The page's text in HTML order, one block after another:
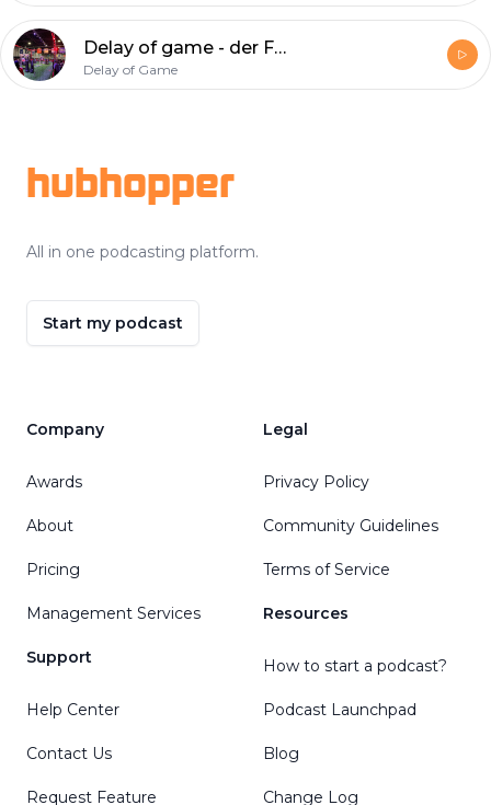
Delay of game - der Football-Podcast, Folge 193: Music-City-Waltz
Delay of Game
hubhopper
All in one podcasting platform.
Start my podcast
Company
Awards
About
Pricing
Management Services
Support
Help Center
Contact Us
Request Feature
Legal
Privacy Policy
Community Guidelines
Terms of Service
Resources
How to start a podcast?
Podcast Launchpad
Blog
Change Log